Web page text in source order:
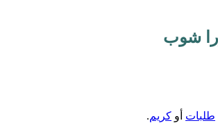
طلبات أو كريم.